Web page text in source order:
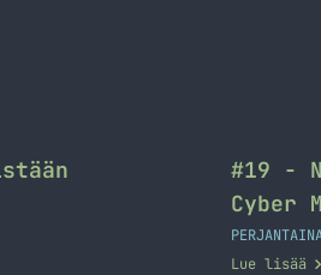
#19 -
Cyber
Lue lisää